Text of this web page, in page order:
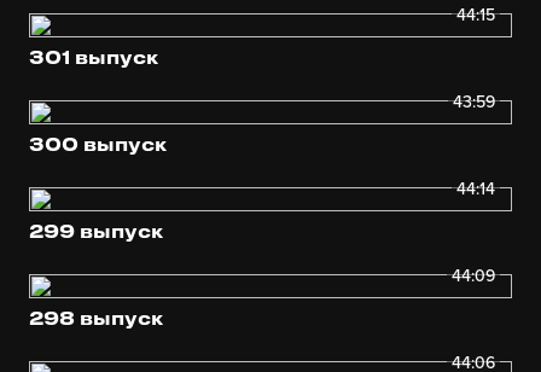
44:15
301 выпуск
43:59
300 выпуск
44:14
299 выпуск
44:09
298 выпуск
44:06